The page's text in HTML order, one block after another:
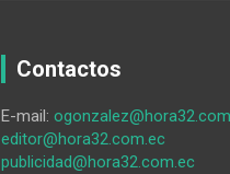
Contactos
E-mail:
editor@hora32.com.ec
publicidad@hora32.com.ec